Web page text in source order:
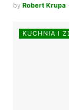
by Robert Krupa
KUCHNIA I